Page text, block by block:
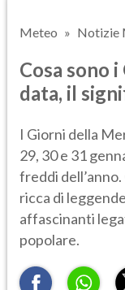
Meteo Notizie
Cosa sono
data, il
I Giorni della
29, 30 e 31
freddi
ricca di
affascinanti
popolare.